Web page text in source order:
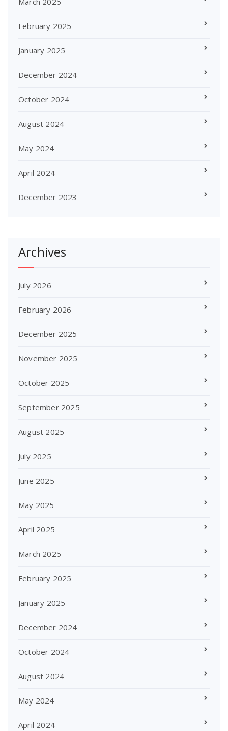
February 2025
January 2025
December 2024
October 2024
August 2024
May 2024
April 2024
December 2023
Archives
July 2026
February 2026
December 2025
November 2025
October 2025
September 2025
August 2025
July 2025
June 2025
May 2025
April 2025
March 2025
February 2025
January 2025
December 2024
October 2024
August 2024
May 2024
April 2024